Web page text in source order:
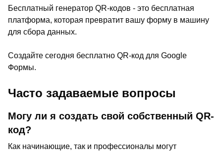
Бесплатный генератор QR-кодов - это бесплатная
платформа, которая превратит вашу форму в машину
для сбора данных.
Создайте сегодня бесплатно QR-код для Google
Формы.
Часто задаваемые вопросы
Могу ли я создать свой собственный QR-
код?
Как начинающие, так и профессионалы могут